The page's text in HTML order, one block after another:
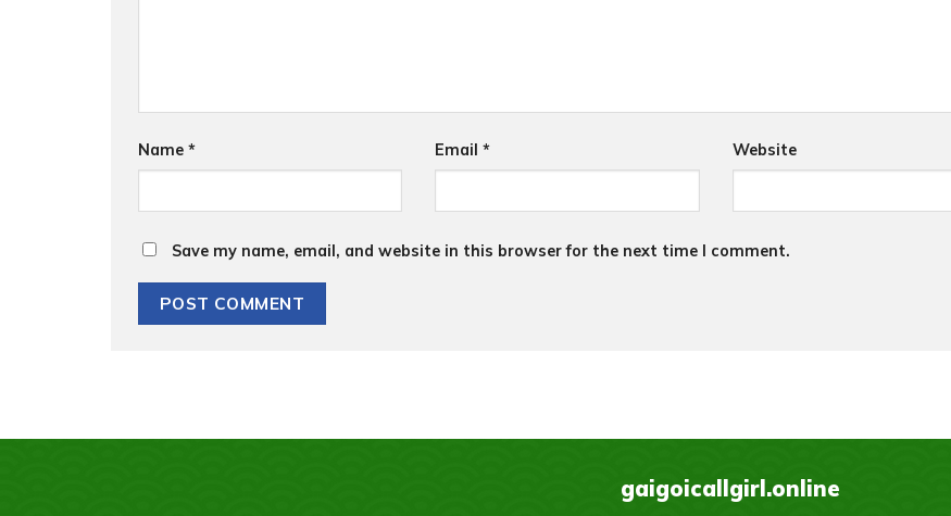
Name * Email* Website
Save my name, email, and website in this browser for the next time I comment.
gaigoicallgirl.online